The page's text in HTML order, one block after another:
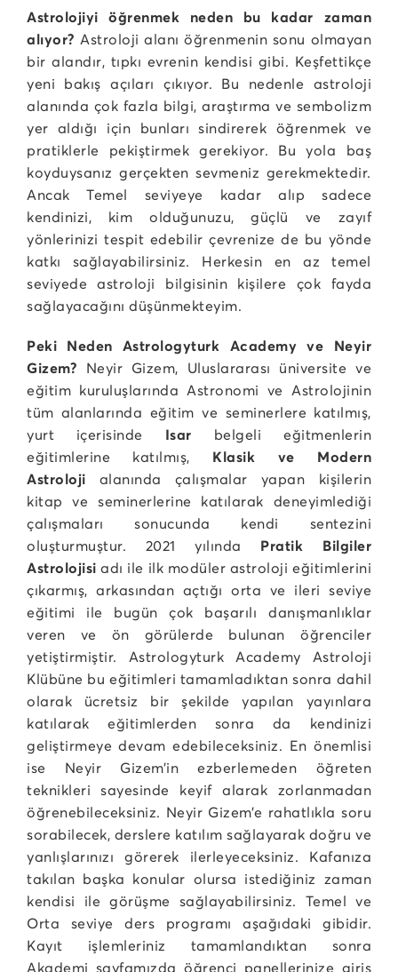
Astrolojiyi öğrenmek neden bu kadar zaman
alıyor? Astroloji alanı öğrenmenin sonu olmayan
bir alandır, tıpkı evrenin kendisi gibi. Keşfettikçe
yeni bakış açıları çıkıyor. Bu nedenle astroloji
alanında çok fazla bilgi, araştırma ve sembolizm
yer aldığı için bunları sindirerek öğrenmek ve
pratiklerle pekiştirmek gerekiyor. Bu yola baş
koyduysanız gerçekten sevmeniz gerekmektedir.
Ancak Temel seviyeye kadar alıp sadece
kendinizi, kim olduğunuzu, güçlü ve zayıf
yönlerinizi tespit edebilir çevrenize de bu yönde
katkı sağlayabilirsiniz. Herkesin en az temel
seviyede astroloji bilgisinin kişilere çok fayda
sağlayacağını düşünmekteyim.
Peki Neden Astrologyturk Academy ve Neyir
Gizem? Neyir Gizem, Uluslararası üniversite ve
eğitim kuruluşlarında Astronomi ve Astrolojinin
tüm alanlarında eğitim ve seminerlere katılmış,
yurt içerisinde Isar belgeli eğitmenlerin
eğitimlerine katılmış, Klasik ve Modern
Astroloji alanında çalışmalar yapan kişilerin
kitap ve seminerlerine katılarak deneyimlediği
çalışmaları sonucunda kendi sentezini
oluşturmuştur. 2021 yılında Pratik Bilgiler
Astrolojisi adı ile ilk modüler astroloji eğitimlerini
çıkarmış, arkasından açtığı orta ve ileri seviye
eğitimi ile bugün çok başarılı danışmanlıklar
veren ve ön görülerde bulunan öğrenciler
yetiştirmiştir. Astrologyturk Academy Astroloji
Klübüne bu eğitimleri tamamladıktan sonra dahil
olarak ücretsiz bir şekilde yapılan yayınlara
katılarak eğitimlerden sonra da kendinizi
geliştirmeye devam edebileceksiniz. En önemlisi
ise Neyir Gizem’in ezberlemeden öğreten
teknikleri sayesinde keyif alarak zorlanmadan
öğrenebileceksiniz. Neyir Gizem’e rahatlıkla soru
sorabilecek, derslere katılım sağlayarak doğru ve
yanlışlarınızı görerek ilerleyeceksiniz. Kafanıza
takılan başka konular olursa istediğiniz zaman
kendisi ile görüşme sağlayabilirsiniz. Temel ve
Orta seviye ders programı aşağıdaki gibidir.
Kayıt işlemleriniz tamamlandıktan sonra
Akademi sayfamızda öğrenci panellerinize giriş